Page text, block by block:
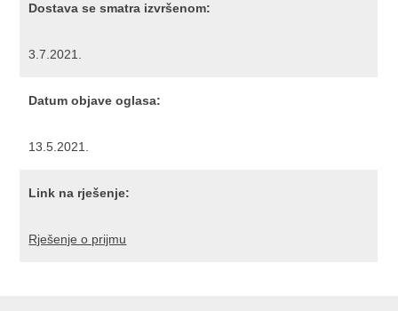
Dostava se smatra izvršenom:
3.7.2021.
Datum objave oglasa:
13.5.2021.
Link na rješenje:
Rješenje o prijmu